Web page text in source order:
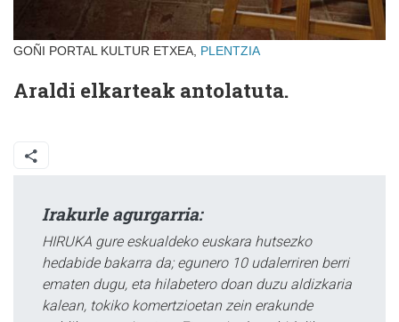
GOÑI PORTAL KULTUR ETXEA, PLENTZIA
Araldi elkarteak antolatuta.
Irakurle agurgarria:
HIRUKA gure eskualdeko euskara hutsezko
hedabide bakarra da; egunero 10 udalerriren berri
ematen dugu, eta hilabetero doan duzu aldizkaria
kalean, tokiko komertzioetan zein erakunde